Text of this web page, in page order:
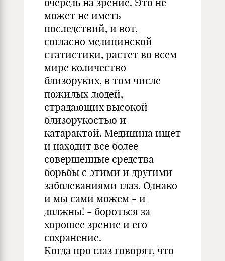
может не иметь
последствий, и вот,
согласно медицинской
статистики, растет во всем
мире количество
близоруких, в том числе
пожилых людей,
страдающих высокой
близорукостью и
катарактой. Медицина ищет
и находит все более
совершенные средства
борьбы с этими и другими
заболеваниями глаз. Однако
и мы сами можем - и
должны! - бороться за
хорошее зрение и его
сохранение.
Когда про глаз говорят, что